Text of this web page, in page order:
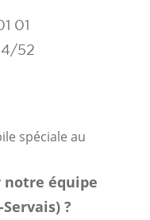
01
52
spéciale au
notre équipe
?